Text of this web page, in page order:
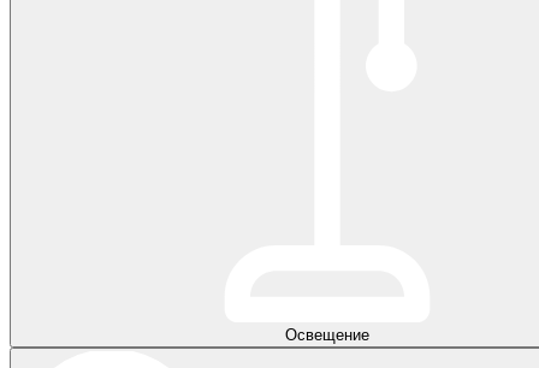
Освещение